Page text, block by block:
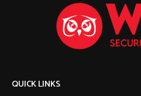
QUICK LINKS